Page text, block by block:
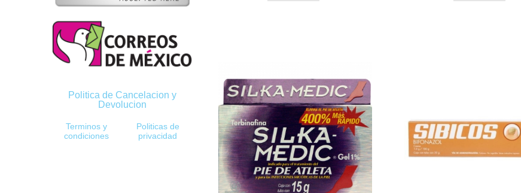
Politica de Cancelacion y
Devolucion
Terminos y
condiciones
Politicas de
privacidad